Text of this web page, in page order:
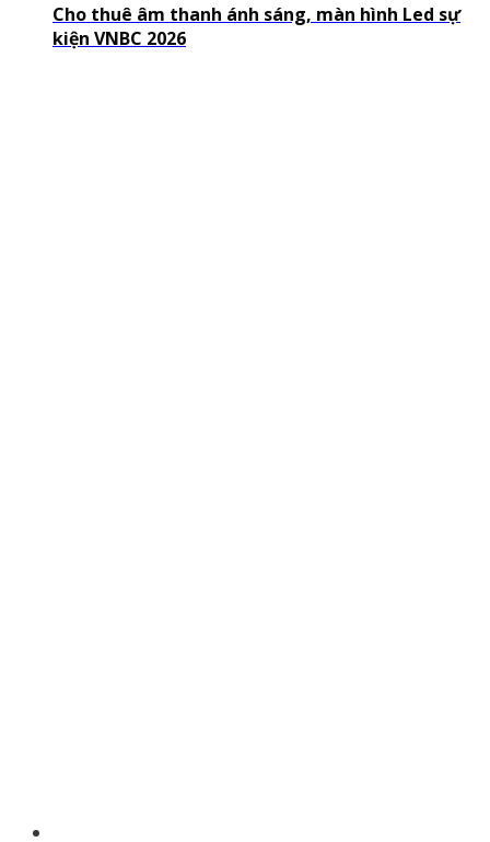
Cho thuê âm thanh ánh sáng, màn hình Led sự
kiện VNBC 2026